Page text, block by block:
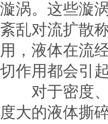
漩涡。这些漩
紊乱对流扩散
用，液体在流
切作用都会引
对于密度、
度大的液体撕